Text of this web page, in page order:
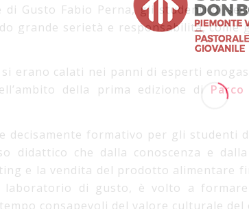
di Gusto Fabio Perna, gli studenti di
grande serietà e responsabilità, come
erano calati nei panni di esperti
della prima edizione di
formativo per gli studenti
didattico che dalla conoscenza e
e la vendita del prodotto alimentare
di gusto, è volto a
consapevoli del valore culturale del